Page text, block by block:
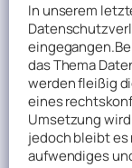
In unserem
das Thema
werden fleißig
eines
Umsetzung
jedoch bleibt
aufwendiges